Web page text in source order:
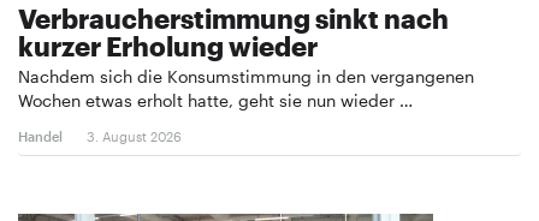
Verbraucherstimmung sinkt nach
kurzer Erholung wieder
Nachdem sich die Konsumstimmung in den vergangenen
Wochen etwas erholt hatte, geht sie nun wieder …
Handel 3. August 2026